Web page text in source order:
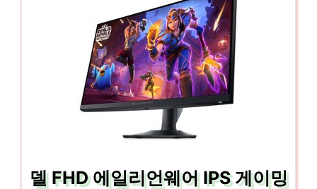
델 FHD 에일리언웨어 IPS 게이밍